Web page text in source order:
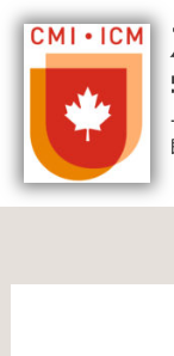
跳